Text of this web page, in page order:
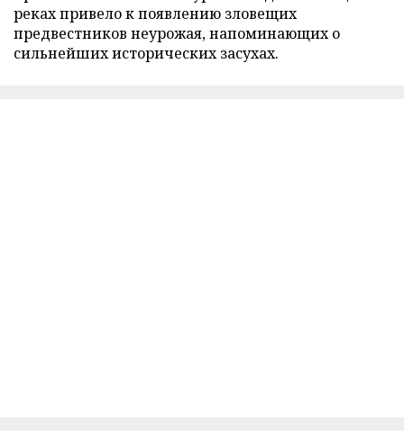
реках привело к появлению зловещих
предвестников неурожая, напоминающих о
сильнейших исторических засухах.